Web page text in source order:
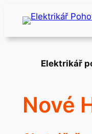
Přeskočit
obsah
Elektrikář
Nové